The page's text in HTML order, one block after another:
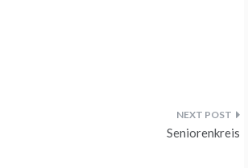
Seniorenkreis